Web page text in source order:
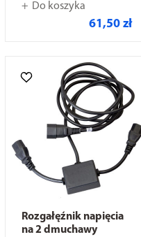
Do koszyka
61,50 zł
Rozgałęźnik napięcia
na 2 dmuchawy